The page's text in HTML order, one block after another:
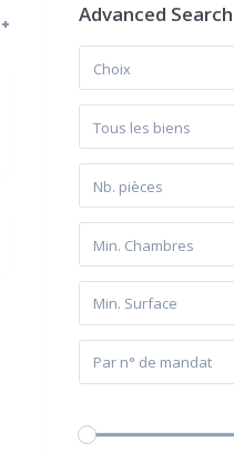
Advanced Search
Choix
Tous les biens
Nb. pièces
Min. Chambres